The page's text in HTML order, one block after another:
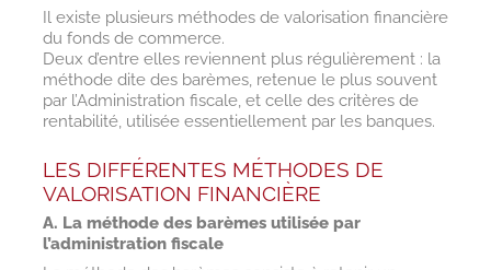
Il existe plusieurs méthodes de valorisation financière
du fonds de commerce.
Deux d’entre elles reviennent plus régulièrement : la
méthode dite des barèmes, retenue le plus souvent
par l’Administration fiscale, et celle des critères de
rentabilité, utilisée essentiellement par les banques.
LES DIFFÉRENTES MÉTHODES DE
VALORISATION FINANCIÈRE
A. La méthode des barèmes utilisée par
l’administration fiscale